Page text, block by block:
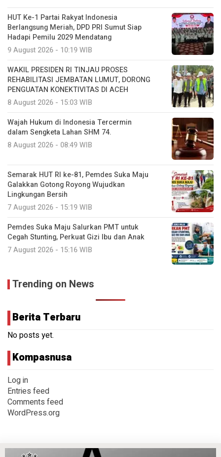
HUT Ke-1 Partai Rakyat Indonesia
Berlangsung Meriah, DPD PRI Sumut Siap
Hadapi Pemilu 2029 Mendatang
9 August 2026 - 10:19 WIB
WAKIL PRESIDEN RI TINJAU PROSES
REHABILITASI JEMBATAN LUMUT, DORONG
PENGUATAN KONEKTIVITAS DI ACEH
8 August 2026 - 15:03 WIB
Wajah Hukum di Indonesia Tercermin
dalam Sengketa Lahan SHM 74.
8 August 2026 - 08:49 WIB
Semarak HUT RI ke-81, Pemdes Suka Maju
Galakkan Gotong Royong Wujudkan
Lingkungan Bersih
7 August 2026 - 15:19 WIB
Pemdes Suka Maju Salurkan PMT untuk
Cegah Stunting, Perkuat Gizi Ibu dan Anak
7 August 2026 - 15:16 WIB
Trending on News
Berita Terbaru
No posts yet.
Kompasnusa
Log in
Entries feed
Comments feed
WordPress.org